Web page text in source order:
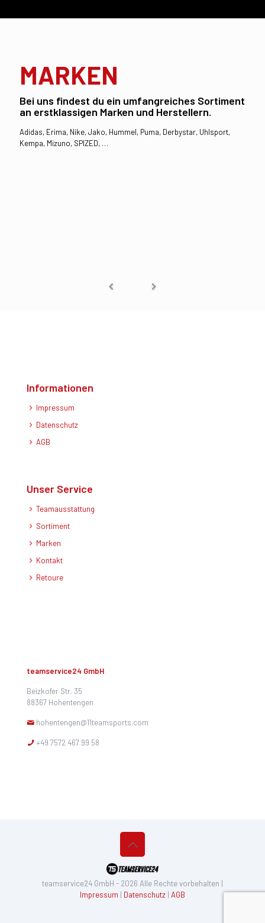
MARKEN
Bei uns findest du ein umfangreiches Sortiment
an erstklassigen Marken und Herstellern.
Adidas, Erima, Nike, Jako, Hummel, Puma, Derbystar, Uhlsport,
Kempa, Mizuno, SPIZED, …
Informationen
Impressum
Datenschutz
AGB
Unser Service
Teamausstattung
Sortiment
Marken
Kontakt
Retoure
teamservice24 GmbH
Beizkofer Str. 35
88367 Hohentengen
hohentengen@11teamsports.com
+49 7572 467 99 58
teamservice24 GmbH - 2026 Alle Rechte vorbehalten |
Impressum | Datenschutz | AGB